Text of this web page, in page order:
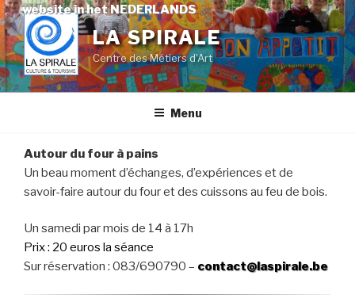
website in het NEDERLANDS
Skip
to
content
LA SPIRALE
Centre des Métiers d'Art
Menu
Autour du four à pains
Un beau moment d’échanges, d’expériences et de
savoir-faire autour du four et des cuissons au feu de bois.
Un samedi par mois de 14 à 17h
Prix : 20 euros la séance
Sur réservation : 083/690790 – contact@laspirale.be